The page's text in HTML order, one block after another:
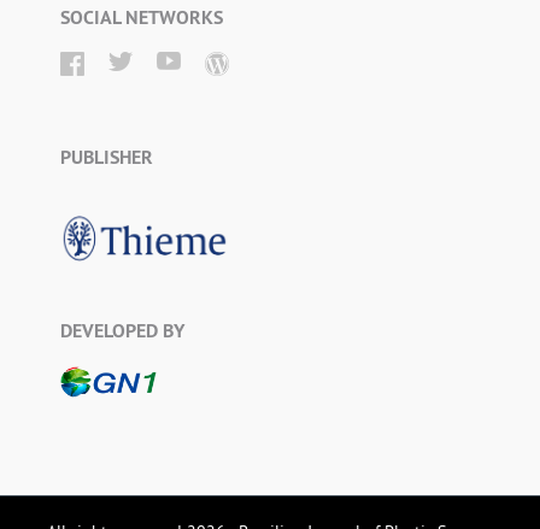
SOCIAL NETWORKS
PUBLISHER
DEVELOPED BY